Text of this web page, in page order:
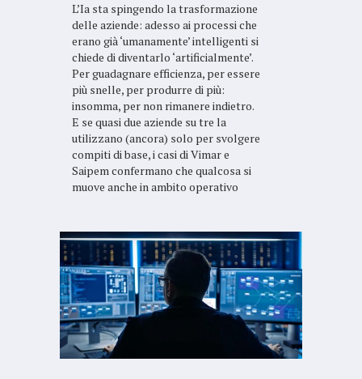
L’Ia sta spingendo la trasformazione
delle aziende: adesso ai processi che
erano già ‘umanamente’ intelligenti si
chiede di diventarlo ‘artificialmente’.
Per guadagnare efficienza, per essere
più snelle, per produrre di più:
insomma, per non rimanere indietro.
E se quasi due aziende su tre la
utilizzano (ancora) solo per svolgere
compiti di base, i casi di Vimar e
Saipem confermano che qualcosa si
muove anche in ambito operativo